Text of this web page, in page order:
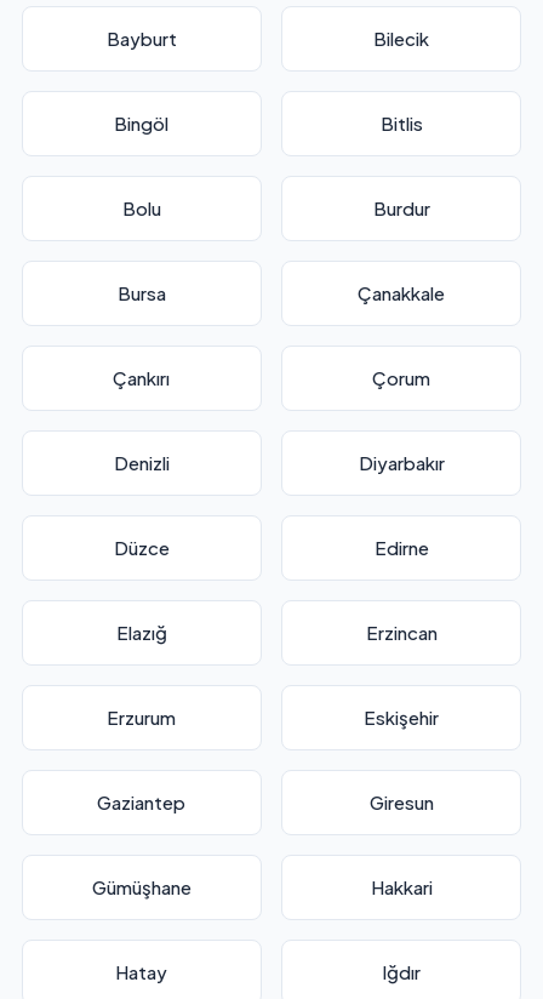
Bayburt Bilecik
Bingöl Bitlis
Bolu Burdur
Bursa Çanakkale
Çankırı Çorum
Denizli Diyarbakır
Düzce Edirne
Elazığ Erzincan
Erzurum Eskişehir
Gaziantep Giresun
Gümüşhane Hakkari
Hatay Iğdır